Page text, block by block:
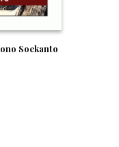
Soekanto